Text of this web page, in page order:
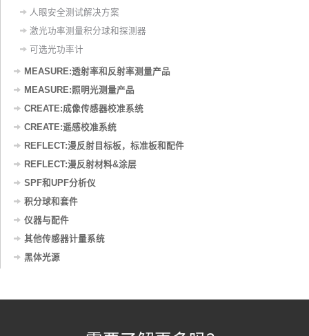
人眼安全测试解决方案
激光功率测量积分球和探测器
可选光功率计
MEASURE:透射率和反射率测量产品
MEASURE:照明光测量产品
CREATE:成像传感器校准系统
CREATE:遥感校准系统
REFLECT:漫反射目标板，标准板和配件
REFLECT:漫反射材料&涂层
SPF和UPF分析仪
积分球和套件
仪器与配件
其他传感器计量系统
黑体光源